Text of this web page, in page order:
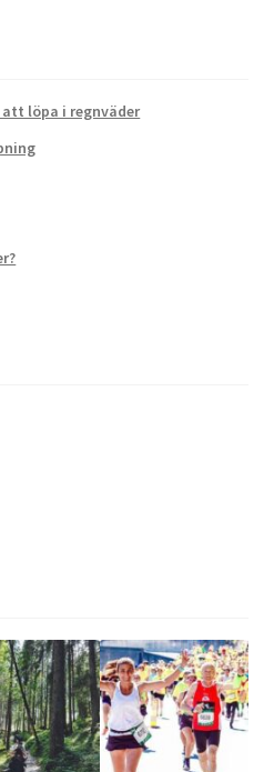
löpa i regnväder